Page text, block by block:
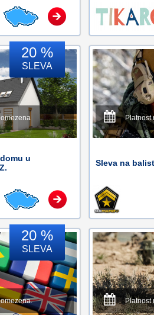
20 %
SLEVA
u
Platnost
Sleva na
20 %
SLEVA
Platnost